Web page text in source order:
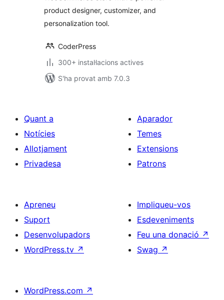
Personalizer &
Customizer
product designer, customizer, and
personalization tool.
CoderPress
300+ instal·lacions actives
S'ha provat amb 7.0.3
Quant a
Notícies
Allotjament
Privadesa
Aparador
Temes
Extensions
Patrons
Apreneu
Suport
Desenvolupadors
WordPress.tv ↗
Impliqueu-vos
Esdeveniments
Feu una donació ↗
Swag ↗
WordPress.com ↗